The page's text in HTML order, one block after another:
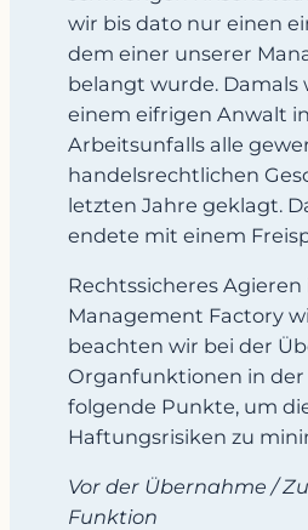
wir bis dato nur einen
dem einer unserer
belangt wurde. Damals
einem eifrigen Anwalt
Arbeitsunfalls alle
handelsrechtlichen
letzten Jahre geklagt.
endete mit einem
Rechtssicheres Agieren
Management Factory
beachten wir bei der
Organfunktionen in der
folgende Punkte, um
Haftungsrisiken zu
Vor der Übernahme /
Funktion